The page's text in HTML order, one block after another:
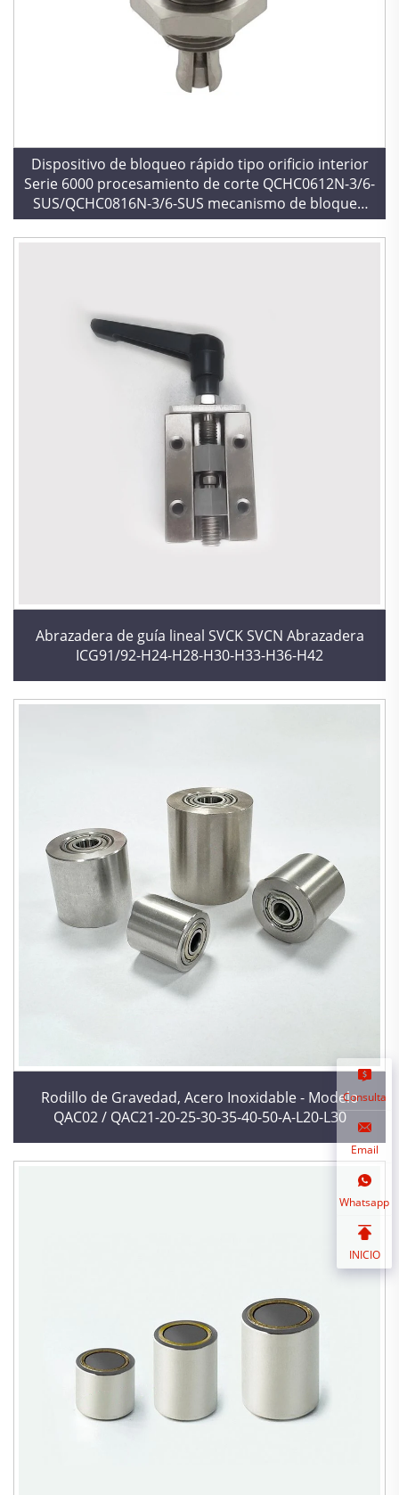
Dispositivo de bloqueo rápido tipo orificio interior
Serie 6000 procesamiento de corte QCHC0612N-3/6-
SUS/QCHC0816N-3/6-SUS mecanismo de bloqueo
rápido
Abrazadera de guía lineal SVCK SVCN Abrazadera
ICG91/92-H24-H28-H30-H33-H36-H42
Rodillo de Gravedad, Acero Inoxidable - Modelo
QAC02 / QAC21-20-25-30-35-40-50-A-L20-L30
Consulta
Email
Whatsapp
INICIO